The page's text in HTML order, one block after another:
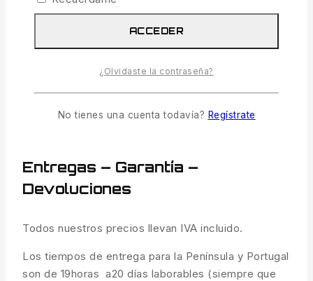
MARCAS RodHutchinson
Entregas – Garantía –
Devoluciones
Todos nuestros precios llevan IVA incluido.
Los tiempos de entrega para la Península y Portugal
son de 19horas a20 días laborables (siempre que
ACCEDER
¿Olvidaste la contraseña?
No tienes una cuenta todavía? Regístrate